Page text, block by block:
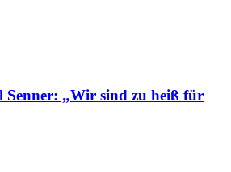
„Wir sind zu heiß für